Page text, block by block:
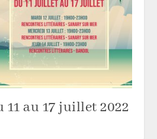
11 au 17 juillet 2022